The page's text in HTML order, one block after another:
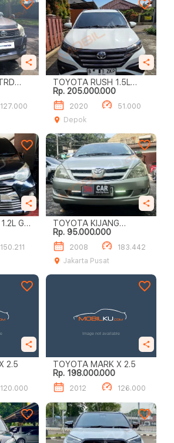
127.000
TOYOTA RUSH 1.5L
TRD SPORTIVO A/T
Rp. 205.000.000
2020
51.000
Depok
150.211
TOYOTA KIJANG
INNOVA E
Rp. 95.000.000
2008
183.442
Jakarta Pusat
TOYOTA MARK X 2.5
120.000
TOYOTA MARK X 2.5
Rp. 198.000.000
2012 126.000